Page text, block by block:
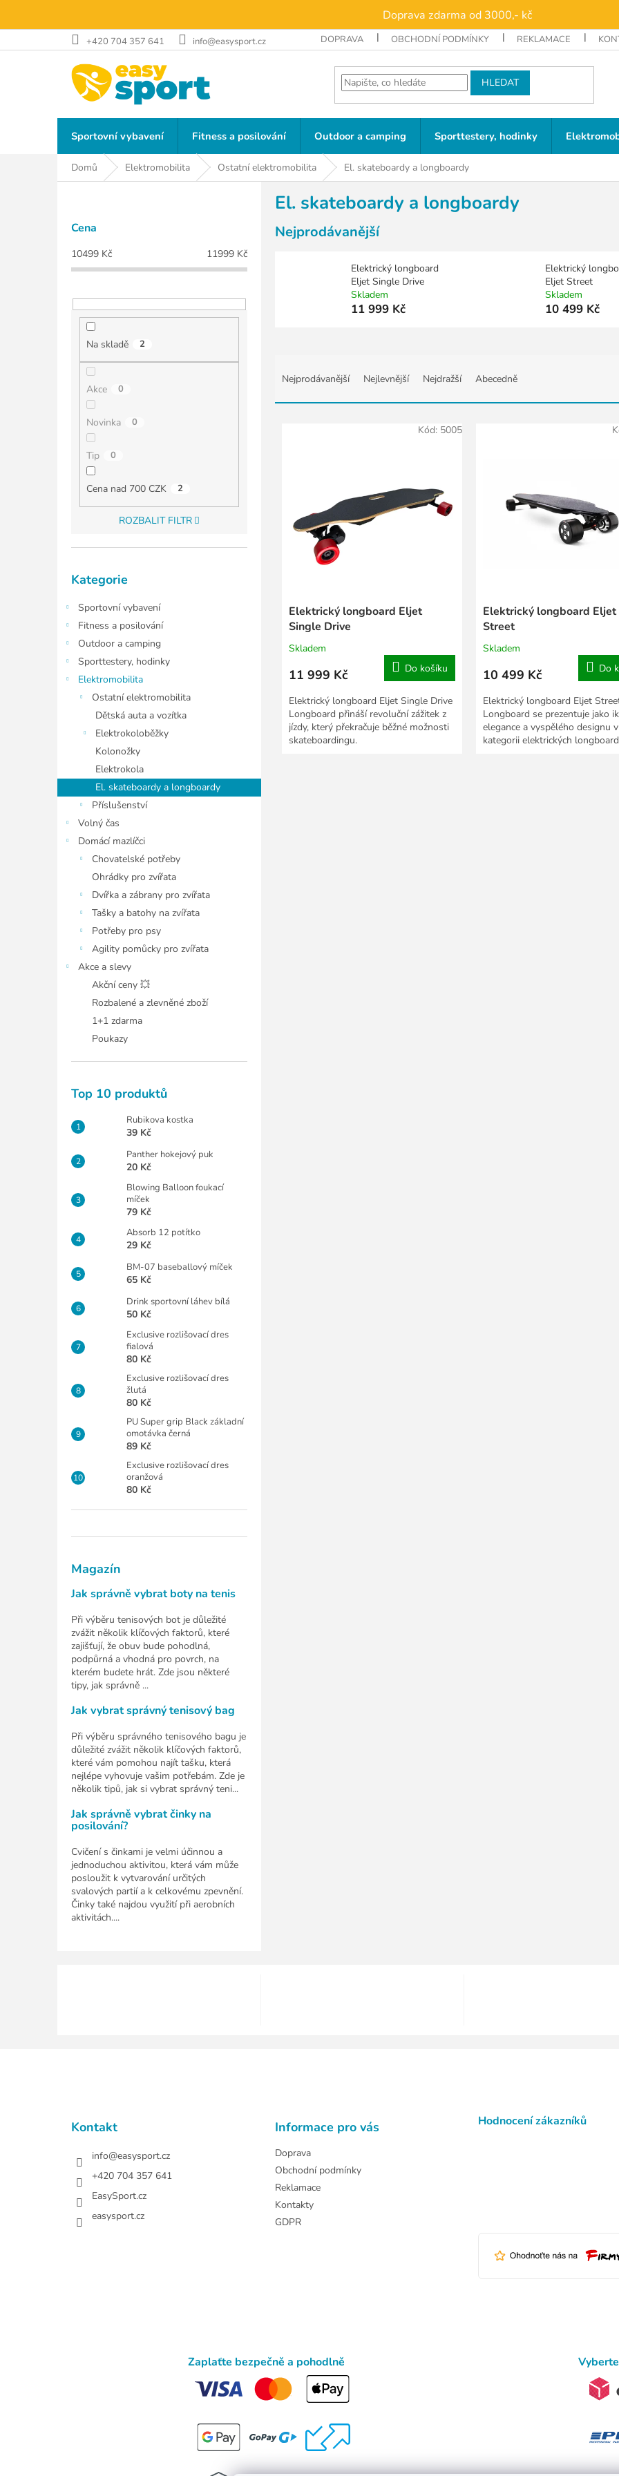
obsah
Doprava zdarma od 3000,- kč
+420 704 357 641 info@easysport.cz DOPRAVA OBCHODNÍ PODMÍNKY REKLAMACE
HLEDAT
Sportovní vybavení Fitness a posilování Outdoor a camping Sporttestery, hodinky
Domů Elektromobilita Ostatní elektromobilita El. skateboardy a longboardy
P
Cena
10499 Kč 11999 Kč
Na skladě 2
Akce 0
Novinka 0
Tip 0
Cena nad 700 CZK 2
ROZBALIT FILTR
kategorie
Kategorie
Sportovní vybavení
Fitness a posilování
Outdoor a camping
Sporttestery, hodinky
Elektromobilita
Ostatní elektromobilita
Dětská auta a vozítka
Elektrokoloběžky
Kolonožky
Elektrokola
El. skateboardy a longboardy
Příslušenství
Volný čas
Domácí mazlíčci
Chovatelské potřeby
Ohrádky pro zvířata
Dvířka a zábrany pro zvířata
Tašky a batohy na zvířata
Potřeby pro psy
Agility pomůcky pro zvířata
Akce a slevy
Akční ceny 💥
Rozbalené a zlevněné zboží
1+1 zdarma
Poukazy
Top 10 produktů
Rubikova kostka
39 Kč
Panther hokejový puk
20 Kč
Blowing Balloon foukací
míček
79 Kč
Absorb 12 potítko
29 Kč
BM-07 baseballový míček
65 Kč
Drink sportovní láhev bílá
50 Kč
Exclusive rozlišovací dres
fialová
80 Kč
Exclusive rozlišovací dres
žlutá
80 Kč
PU Super grip Black základní
omotávka černá
89 Kč
Exclusive rozlišovací dres
oranžová
80 Kč
Magazín
Jak správně vybrat boty na tenis
Při výběru tenisových bot je důležité
zvážit několik klíčových faktorů, které
zajišťují, že obuv bude pohodlná,
podpůrná a vhodná pro povrch, na
kterém budete hrát. Zde jsou některé
tipy, jak správně ...
Jak vybrat správný tenisový bag
Při výběru správného tenisového bagu je
důležité zvážit několik klíčových faktorů,
které vám pomohou najít tašku, která
nejlépe vyhovuje vašim potřebám. Zde je
několik tipů, jak si vybrat správný teni...
Jak správně vybrat činky na
posilování?
Cvičení s činkami je velmi účinnou a
jednoduchou aktivitou, která vám může
posloužit k vytvarování určitých
svalových partií a k celkovému zpevnění.
Činky také najdou využití při aerobních
aktivitách....
El. skateboardy a longboardy
Nejprodávanější
Elektrický longboard
Eljet Single Drive
Skladem
11 999 Kč
Elektrický
Eljet Street
Skladem
10 499 Kč
e
Nejprodávanější Nejlevnější Nejdražší Abecedně
Elektrický longboard Eljet
Single Drive
Skladem
11 999 Kč Do košíku
Elektrický longboard Eljet Single Drive
Longboard přináší revoluční zážitek z
jízdy, který překračuje běžné možnosti
skateboardingu.
Kód: 5005
Elektrický longboard Eljet
Street
Skladem
10 499 Kč Do
Elektrický longboard Eljet
Longboard se prezentuje jako
elegance a vyspělého designu v
kategorii elektrických
Kontakt
info@easysport.cz
+420 704 357 641
EasySport.cz
easysport.cz
Informace pro vás
Doprava
Obchodní podmínky
Reklamace
Kontakty
GDPR
Hodnocení zákazníků
Zaplaťte bezpečně a pohodlně